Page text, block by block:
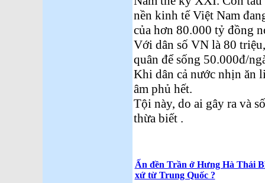
nền kinh tế Việt Nam
của hơn 80.000 tỷ đồng
Với dân số VN là 80
quân để sống 50.000đ/
Khi dân cả nước nhịn ăn
âm phủ hết.
Tội này, do ai gây ra và
thừa biết .
Ấn đền Trần ở Hưng Hà Thái
xứ từ Trung Quốc ?